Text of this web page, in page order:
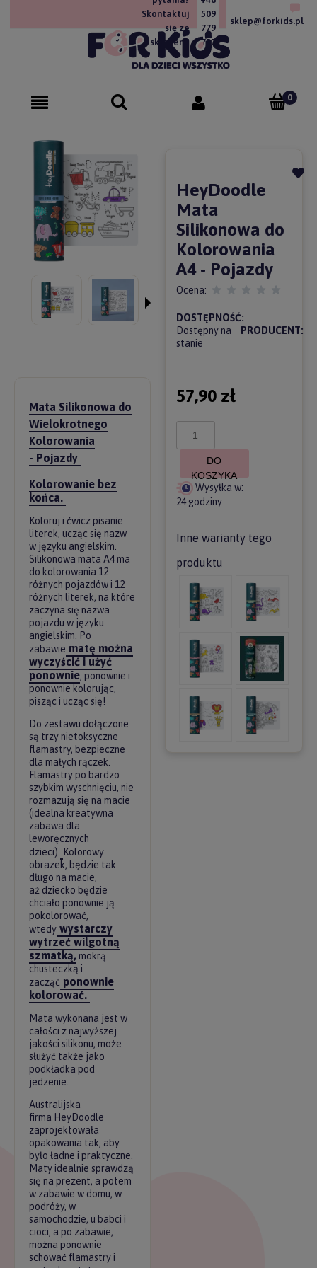
Skontaktuj
się ze
sklepem!
509
779
757
sklep@forkids.pl
Mata Silikonowa do
Wielokrotnego
Kolorowania
- Pojazdy
Kolorowanie bez
końca.
Koloruj i ćwicz pisanie
literek, ucząc się nazw
w języku angielskim.
Silikonowa mata A4 ma
do kolorowania 12
różnych pojazdów i 12
różnych literek, na które
zaczyna się nazwa
pojazdu w języku
angielskim. Po
zabawie matę można
wyczyścić i użyć
ponownie, ponownie i
ponownie kolorując,
pisząc i ucząc się!
Do zestawu dołączone
są trzy nietoksyczne
flamastry, bezpieczne
dla małych rączek.
Flamastry po bardzo
szybkim wyschnięciu, nie
rozmazują się na macie
(idealna kreatywna
zabawa dla
leworęcznych
dzieci).
Kolorowy
obrazek, będzie tak
długo na macie,
aż dziecko będzie
chciało ponownie ją
pokolorować,
wtedy wystarczy
wytrzeć wilgotną
szmatką,mokrą
chusteczką i
zacząć ponownie
kolorować.
Mata wykonana jest w
całości z najwyższej
jakości silikonu, może
służyć także jako
podkładka pod
jedzenie.
Australijska
firma HeyDoodle
zaprojektowała
opakowania tak, aby
było ładne i praktyczne.
Maty idealnie sprawdzą
się na prezent, a potem
w zabawie w domu, w
podróży, w
samochodzie, u babci i
cioci, a po zabawie,
można ponownie
schować flamastry i
HeyDoodle
Mata
Silikonowa do
Kolorowania
A4 - Pojazdy
Ocena:
DOSTĘPNOŚĆ:
Dostępny na
stanie
PRODUCENT:
57,90 zł
DO
KOSZYKA
Wysyłka w:
24 godziny
Inne warianty tego
produktu